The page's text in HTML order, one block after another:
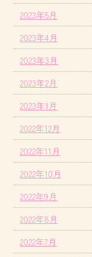
2023年5月
2023年4月
2023年3月
2023年2月
2023年1月
2022年12月
2022年11月
2022年10月
2022年9月
2022年8月
2022年7月